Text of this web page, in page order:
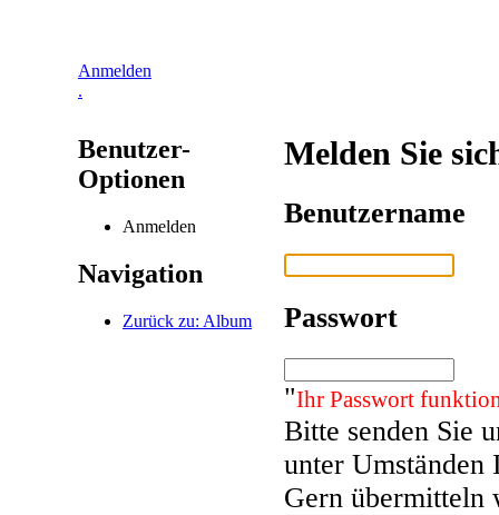
Anmelden
.
Benutzer-
Optionen
Anmelden
Navigation
Zurück zu: Album
Melden Sie
Benutzername
Passwort
"Ihr Passwort
Bitte senden Sie
unter Umständen
Gern übermitteln